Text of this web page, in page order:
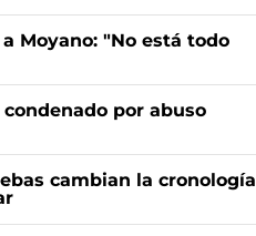
Moyano: "No está todo
por abuso
cambian la cronología